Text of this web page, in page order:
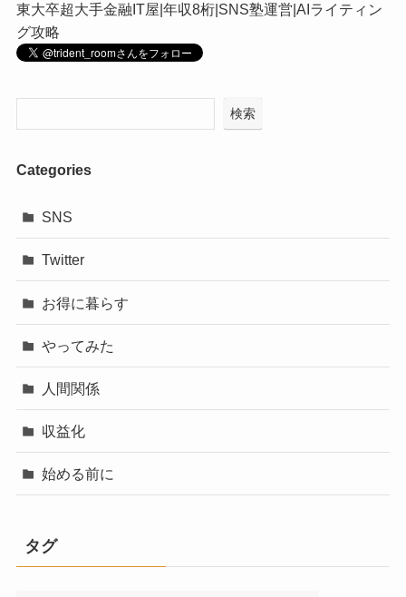
東大卒超大手金融IT屋|年収8桁|SNS塾運営|AIライティン
グ攻略
検索
Categories
SNS
Twitter
お得に暮らす
やってみた
人間関係
収益化
始める前に
タグ